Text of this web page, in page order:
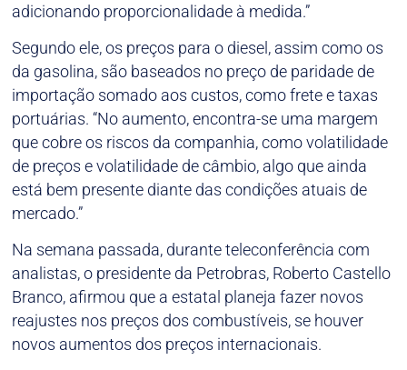
adicionando proporcionalidade à medida.”
Segundo ele, os preços para o diesel, assim como os
da gasolina, são baseados no preço de paridade de
importação somado aos custos, como frete e taxas
portuárias. “No aumento, encontra-se uma margem
que cobre os riscos da companhia, como volatilidade
de preços e volatilidade de câmbio, algo que ainda
está bem presente diante das condições atuais de
mercado.”
Na semana passada, durante teleconferência com
analistas, o presidente da Petrobras, Roberto Castello
Branco, afirmou que a estatal planeja fazer novos
reajustes nos preços dos combustíveis, se houver
novos aumentos dos preços internacionais.